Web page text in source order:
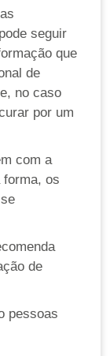
seguir
que
de
no caso
por um
com a
forma, os
de
pessoas